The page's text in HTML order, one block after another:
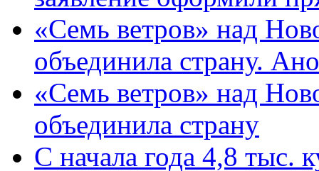
«Семь ветров» над
объединила страну.
«Семь ветров» над
объединила страну
С начала года 4,8 тыс.